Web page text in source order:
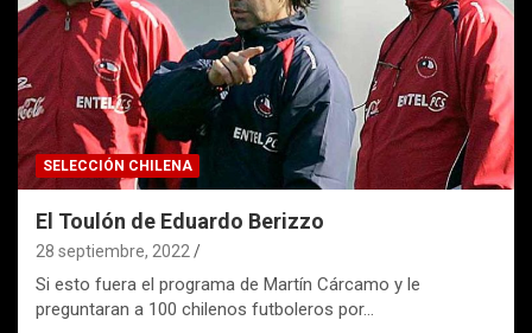
SELECCIÓN CHILENA
El Toulón de Eduardo Berizzo
28 septiembre, 2022
Si esto fuera el programa de Martín Cárcamo y le
preguntaran a 100 chilenos futboleros por…